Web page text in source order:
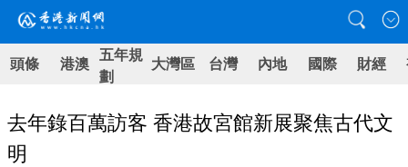
頭條 港澳 五年規
劃
大灣區 台灣 內地 國際 財經
去年錄百萬訪客 香港故宮館新展聚焦古代文
明